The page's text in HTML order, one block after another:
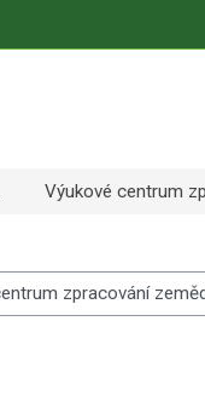
Výukové centrum